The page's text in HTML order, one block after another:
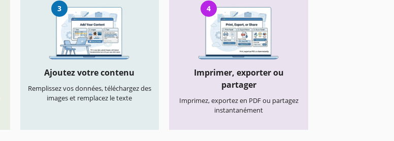
3
Ajoutez votre contenu
Remplissez vos données, téléchargez des
images et remplacez le texte
4
Imprimer, exporter ou
partager
Imprimez, exportez en PDF ou partagez
instantanément